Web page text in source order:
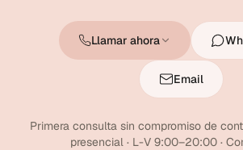
Llamar ahora
Email
Primera consulta sin compromiso de
presencial · L-V 9:00–20:00 ·